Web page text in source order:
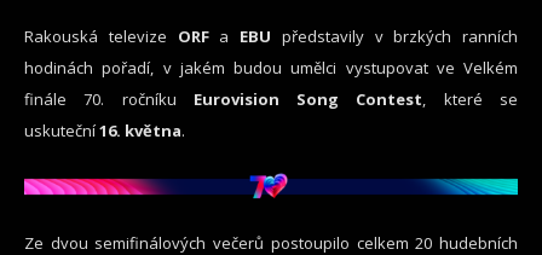
Rakouská televize ORFa EBU představily v brzkých ranních
hodinách pořadí, v jakém budou umělci vystupovat ve Velkém
finále 70. ročníku Eurovision Song Contest, které se
uskuteční16. května.
Ze dvou semifinálových večerů postoupilo celkem 20 hudebních